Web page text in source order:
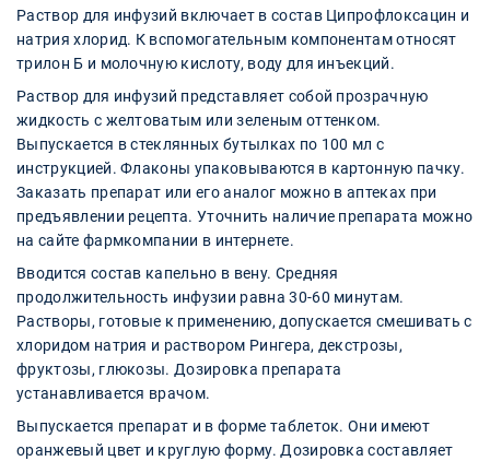
Раствор для инфузий включает в состав Ципрофлоксацин и
натрия хлорид. К вспомогательным компонентам относят
трилон Б и молочную кислоту, воду для инъекций.
Раствор для инфузий представляет собой прозрачную
жидкость с желтоватым или зеленым оттенком.
Выпускается в стеклянных бутылках по 100 мл с
инструкцией. Флаконы упаковываются в картонную пачку.
Заказать препарат или его аналог можно в аптеках при
предъявлении рецепта. Уточнить наличие препарата можно
на сайте фармкомпании в интернете.
Вводится состав капельно в вену. Средняя
продолжительность инфузии равна 30-60 минутам.
Растворы, готовые к применению, допускается смешивать с
хлоридом натрия и раствором Рингера, декстрозы,
фруктозы, глюкозы. Дозировка препарата
устанавливается врачом.
Выпускается препарат и в форме таблеток. Они имеют
оранжевый цвет и круглую форму. Дозировка составляет